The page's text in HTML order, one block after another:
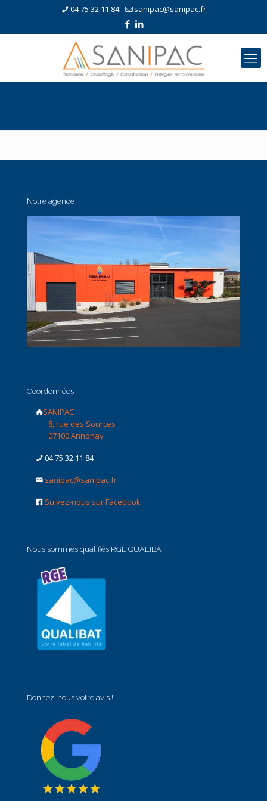
04 75 32 11 84 sanipac@sanipac.fr
Notre agence
Coordonnées
SANIPAC
8, rue des Sources
07100 Annonay
04 75 32 11 84
sanipac@sanipac.fr
Suivez-nous sur Facebook
Nous sommes qualifiés RGE QUALIBAT
Donnez-nous votre avis !